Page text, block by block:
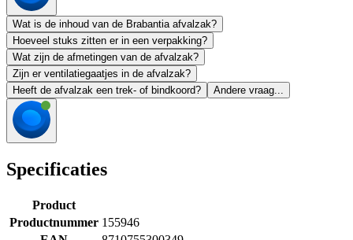
Wat is de inhoud van de Brabantia afvalzak?
Hoeveel stuks zitten er in een verpakking?
Wat zijn de afmetingen van de afvalzak?
Zijn er ventilatiegaatjes in de afvalzak?
Heeft de afvalzak een trek- of bindkoord?
Andere vraag...
Specificaties
Product
Productnummer 155946